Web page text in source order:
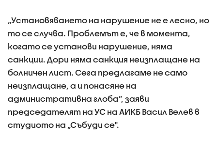
„Установяването на нарушение не е лесно, но
то се случва. Проблемът е, че в момента,
когато се установи нарушение, няма
санкции. Дори няма санкция неизплащане на
болничен лист. Сега предлагаме не само
неизплащане, а и понасяне на
административна глоба”, заяви
председателят на УС на АИКБ Васил Велев в
студиото на „Събуди се".